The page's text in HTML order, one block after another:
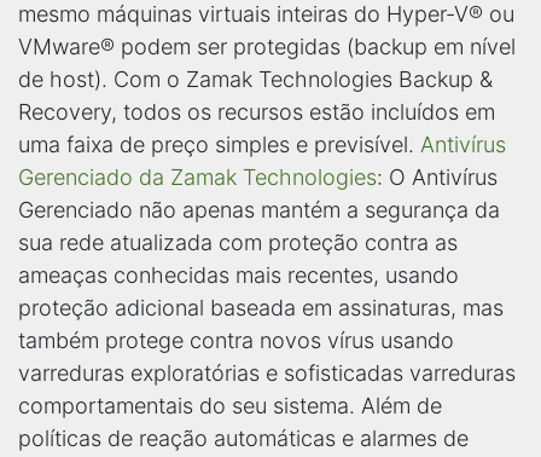
mesmo máquinas virtuais inteiras do Hyper-V® ou
VMware® podem ser protegidas (backup em nível
de host). Com o Zamak Technologies Backup &
Recovery, todos os recursos estão incluídos em
uma faixa de preço simples e previsível. Antivírus
Gerenciado da Zamak Technologies: O Antivírus
Gerenciado não apenas mantém a segurança da
sua rede atualizada com proteção contra as
ameaças conhecidas mais recentes, usando
proteção adicional baseada em assinaturas, mas
também protege contra novos vírus usando
varreduras exploratórias e sofisticadas varreduras
comportamentais do seu sistema. Além de
políticas de reação automáticas e alarmes de